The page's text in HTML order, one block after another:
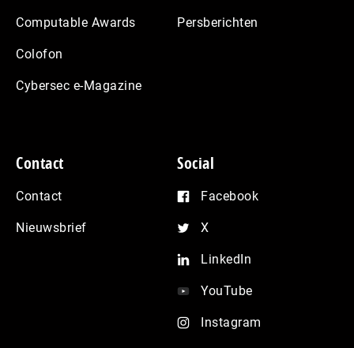
Computable Awards
Colofon
Cybersec e-Magazine
Persberichten
Contact
Contact
Nieuwsbrief
Social
Facebook
X
LinkedIn
YouTube
Instagram